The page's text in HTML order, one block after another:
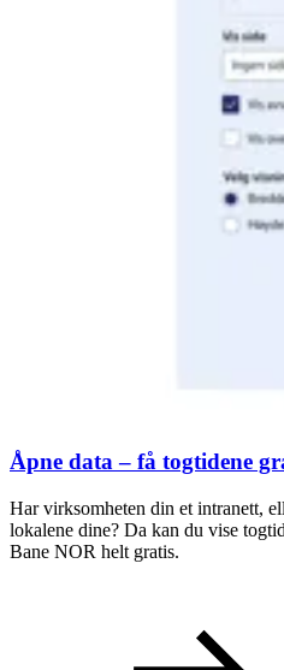
Åpne data – få togtidene
Har virksomheten din et intranett,
lokalene dine? Da kan du vise
Bane NOR helt gratis.